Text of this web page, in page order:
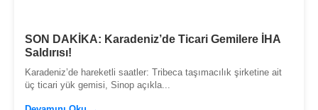
SON DAKİKA: Karadeniz’de Ticari Gemilere İHA
Saldırısı!
Karadeniz’de hareketli saatler: Tribeca taşımacılık şirketine ait
üç ticari yük gemisi, Sinop açıkla...